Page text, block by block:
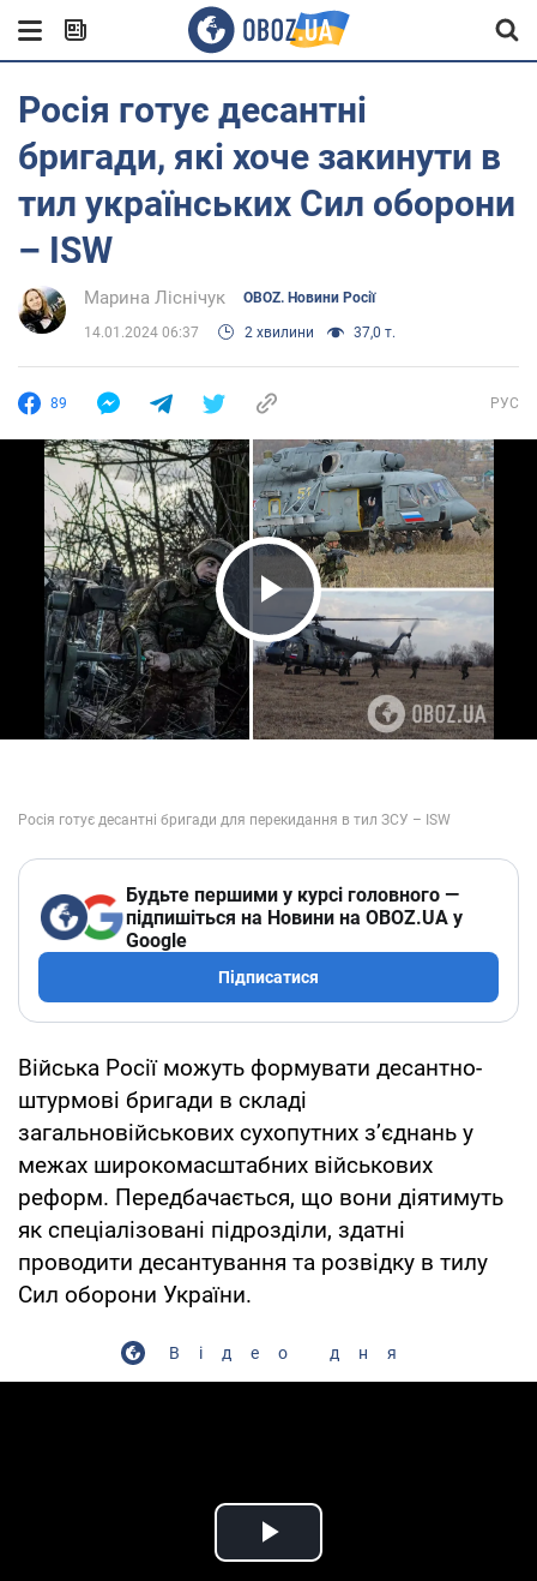
Росія готує десантні
бригади, які хоче закинути в
тил українських Сил оборони
– ISW
Марина Ліснічук OBOZ. Новини Росії
14.01.2024 06:37 2 хвилини 37,0 т.
89 РУС
Play Video
Будьте першими у курсі головного —
підпишіться на Новини на OBOZ.UA у
Google
Підписатися
Війська Росії можуть формувати десантно-
штурмові бригади в складі
загальновійськових сухопутних з’єднань у
межах широкомасштабних військових
реформ. Передбачається, що вони діятимуть
як спеціалізовані підрозділи, здатні
проводити десантування та розвідку в тилу
Сил оборони України.
Відео дня
Play Video